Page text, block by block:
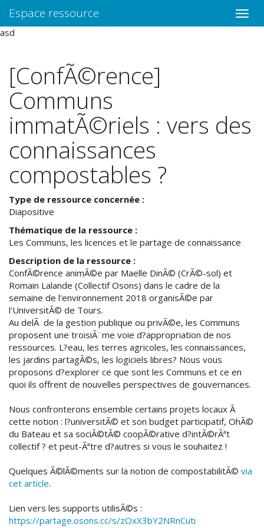
Toggle
Espace ressource
asd
[ConfÃ©rence]
Communs
immatÃ©riels : vers des
connaissances
compostables ?
Type de ressource concernée :
Diapositive
Thématique de la ressource :
Les Communs, les licences et le partage de connaissance
Description de la ressource :
ConfÃ©rence animÃ©e par Maelle DinÃ© (CrÃ©-sol) et
Romain Lalande (Collectif Osons) dans le cadre de la
semaine de l'environnement 2018 organisÃ©e par
l'UniversitÃ© de Tours.
Au delÃ de la gestion publique ou privÃ©e, les Communs
proposent une troisiÃ¨me voie d?appropriation de nos
ressources. L?eau, les terres agricoles, les connaissances,
les jardins partagÃ©s, les logiciels libres? Nous vous
proposons d?explorer ce que sont les Communs et ce en
quoi ils offrent de nouvelles perspectives de gouvernances.
Nous confronterons ensemble certains projets locaux Ã
cette notion : l?universitÃ© et son budget participatif, OhÃ©
du Bateau et sa sociÃ©tÃ© coopÃ©rative d?intÃ©rÃªt
collectif ? et peut-Ãªtre d?autres si vous le souhaitez !
Quelques Ã©lÃ©ments sur la notion de compostabilitÃ© via
cet article.
Lien vers les supports utilisÃ©s :
https://partage.osons.cc/s/zOxX3bY2NRnCuti